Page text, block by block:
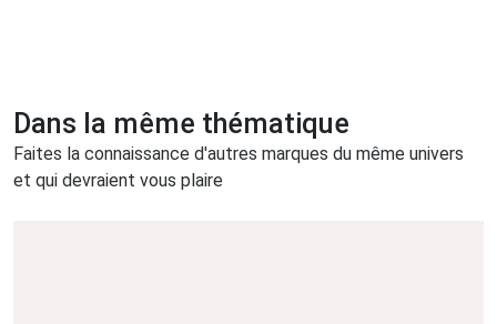
Dans la même thématique
Faites la connaissance d'autres marques du même univers
et qui devraient vous plaire